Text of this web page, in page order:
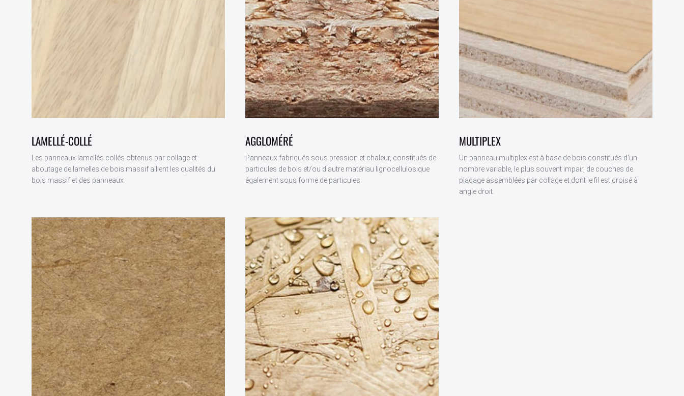
LAMELLÉ-COLLÉ
Les panneaux lamellés collés obtenus par collage et
aboutage de lamelles de bois massif allient les qualités du
bois massif et des panneaux.
AGGLOMÉRÉ
Panneaux fabriqués sous pression et chaleur, constitués de
particules de bois et/ou d'autre matériau lignocellulosique
également sous forme de particules.
MULTIPLEX
Un panneau multiplex est à base de bois constitués d'un
nombre variable, le plus souvent impair, de couches de
placage assemblées par collage et dont le fil est croisé à
angle droit.